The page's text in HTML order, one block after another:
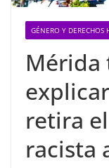
GÉNERO Y DERECHOS
Mérida
retira
racista